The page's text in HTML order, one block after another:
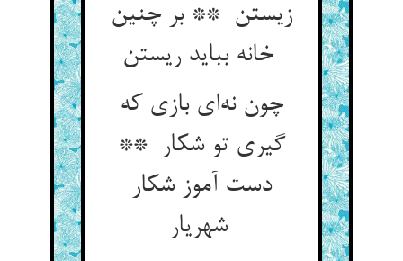
زیستن ** بر چنین
چون نه‌ای بازی که
گیری تو شکار **
دست آموز شکار
شهریار